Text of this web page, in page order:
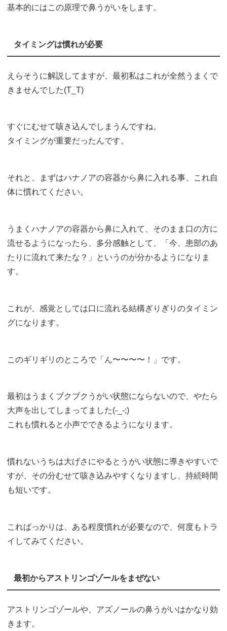
基本的にはこの原理で鼻うがいをします。
タイミングは慣れが必要
えらそうに解説してますが、最初私はこれが全然うまくで
きませんでした(T_T)
すぐにむせて咳き込んでしまうんですね。
タイミングが重要だったんです。
それと、まずはハナノアの容器から鼻に入れる事、これ自
体に慣れてください。
うまくハナノアの容器から鼻に入れて、そのまま口の方に
流せるようになったら、多分感触として、「今、患部のあ
たりに流れて来たな？」というのが分かるようになりま
す。
これが、感覚としては口に流れる結構ぎりぎりのタイミン
グになります。
このギリギリのところで「ん〜〜〜〜！」です。
最初はうまくブクブクうがい状態にならないので、やたら
大声を出してしまってました(-_-;)
これも慣れると小声でできるようになります。
慣れないうちは大げさにやるとうがい状態に導きやすいで
すが、その分むせて咳き込みやすくなりますし、持続時間
も短いです。
こればっかりは、ある程度慣れが必要なので、何度もトラ
イしてみてください。
最初からアストリンゴゾールをまぜない
アストリンゴゾールや、アズノールの鼻うがいはかなり効
きます。